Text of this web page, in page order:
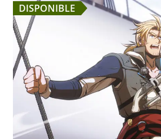
DISPONIBLE